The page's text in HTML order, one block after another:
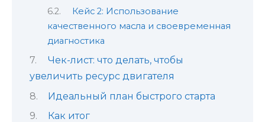
Кейс 2: Использование
качественного масла и своевременная
диагностика
Чек-лист: что делать, чтобы
увеличить ресурс двигателя
Идеальный план быстрого старта
Как итог